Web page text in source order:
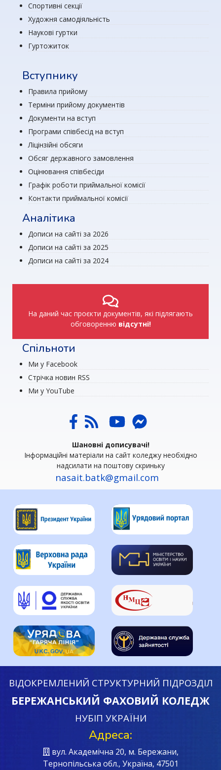
Спортивні секції
Художня самодіяльність
Наукові гуртки
Гуртожиток
Вступнику
Правила прийому
Терміни прийому документів
Документи на вступ
Програми співбесід на вступ
Ліцінзійні обсяги
Обсяг державного замовлення
Оцінювання співбесіди
Графік роботи приймальної комісії
Контакти приймальної комісії
Аналітика
Дописи на сайті за 2026
Дописи на сайті за 2025
Дописи на сайті за 2024
На даний час проєкти документів, які підлягають
обговоренню відсутні!
Спільноти
Ми у Facebook
Стрічка новин RSS
Ми у YouTube
Шановні дописувачі!
Інформаційні матеріали на сайт коледжу необхідно
надсилати на поштову скриньку
nasait.batk@gmail.com
ВІДОКРЕМЛЕНИЙ СТРУКТУРНИЙ ПІДРОЗДІЛ
БЕРЕЖАНСЬКИЙ ФАХОВИЙ КОЛЕДЖ
НУБІП УКРАЇНИ
Адреса:
вул. Академічна 20, м. Бережани,
Тернопільська обл., Україна, 47501